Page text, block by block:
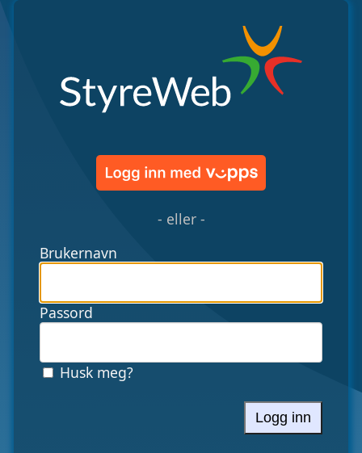
- eller -
Brukernavn
Passord
Husk meg?
Logg inn